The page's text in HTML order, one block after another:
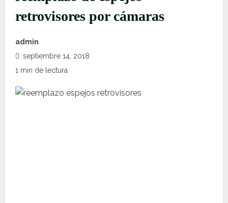
retrovisores por cámaras
admin
septiembre 14, 2018
1 min de lectura